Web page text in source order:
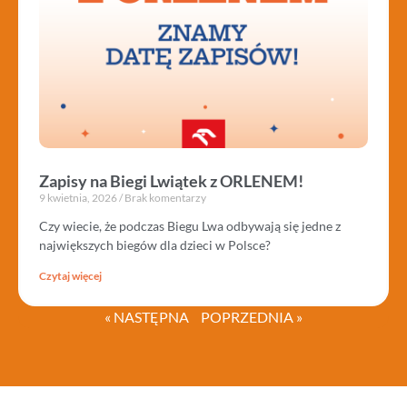
Zapisy na Biegi Lwiątek z ORLENEM!
9 kwietnia, 2026 Brak komentarzy
Czy wiecie, że podczas Biegu Lwa odbywają się jedne z
największych biegów dla dzieci w Polsce?
Czytaj więcej
« NASTĘPNA POPRZEDNIA »